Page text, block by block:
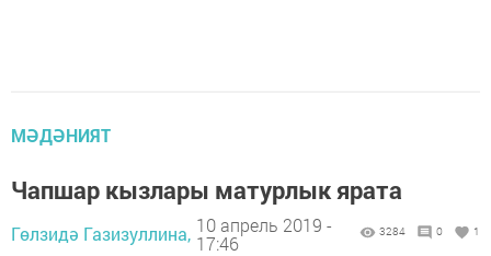
МӘДӘНИЯТ
Чапшар кызлары матурлык ярата
Гөлзидә Газизуллина, 10 апрель 2019 -
17:46
3284 0 1